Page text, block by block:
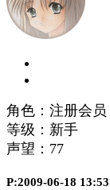
角色：注册会员
等级：新手
声望： 77
P:2009-06-18